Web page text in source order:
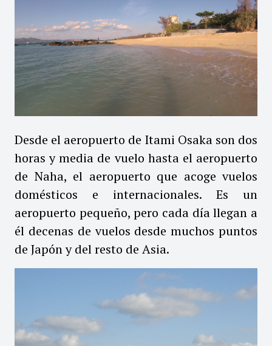
Desde el aeropuerto de Itami Osaka son dos
horas y media de vuelo hasta el aeropuerto
de Naha, el aeropuerto que acoge vuelos
domésticos e internacionales. Es un
aeropuerto pequeño, pero cada día llegan a
él decenas de vuelos desde muchos puntos
de Japón y del resto de Asia.